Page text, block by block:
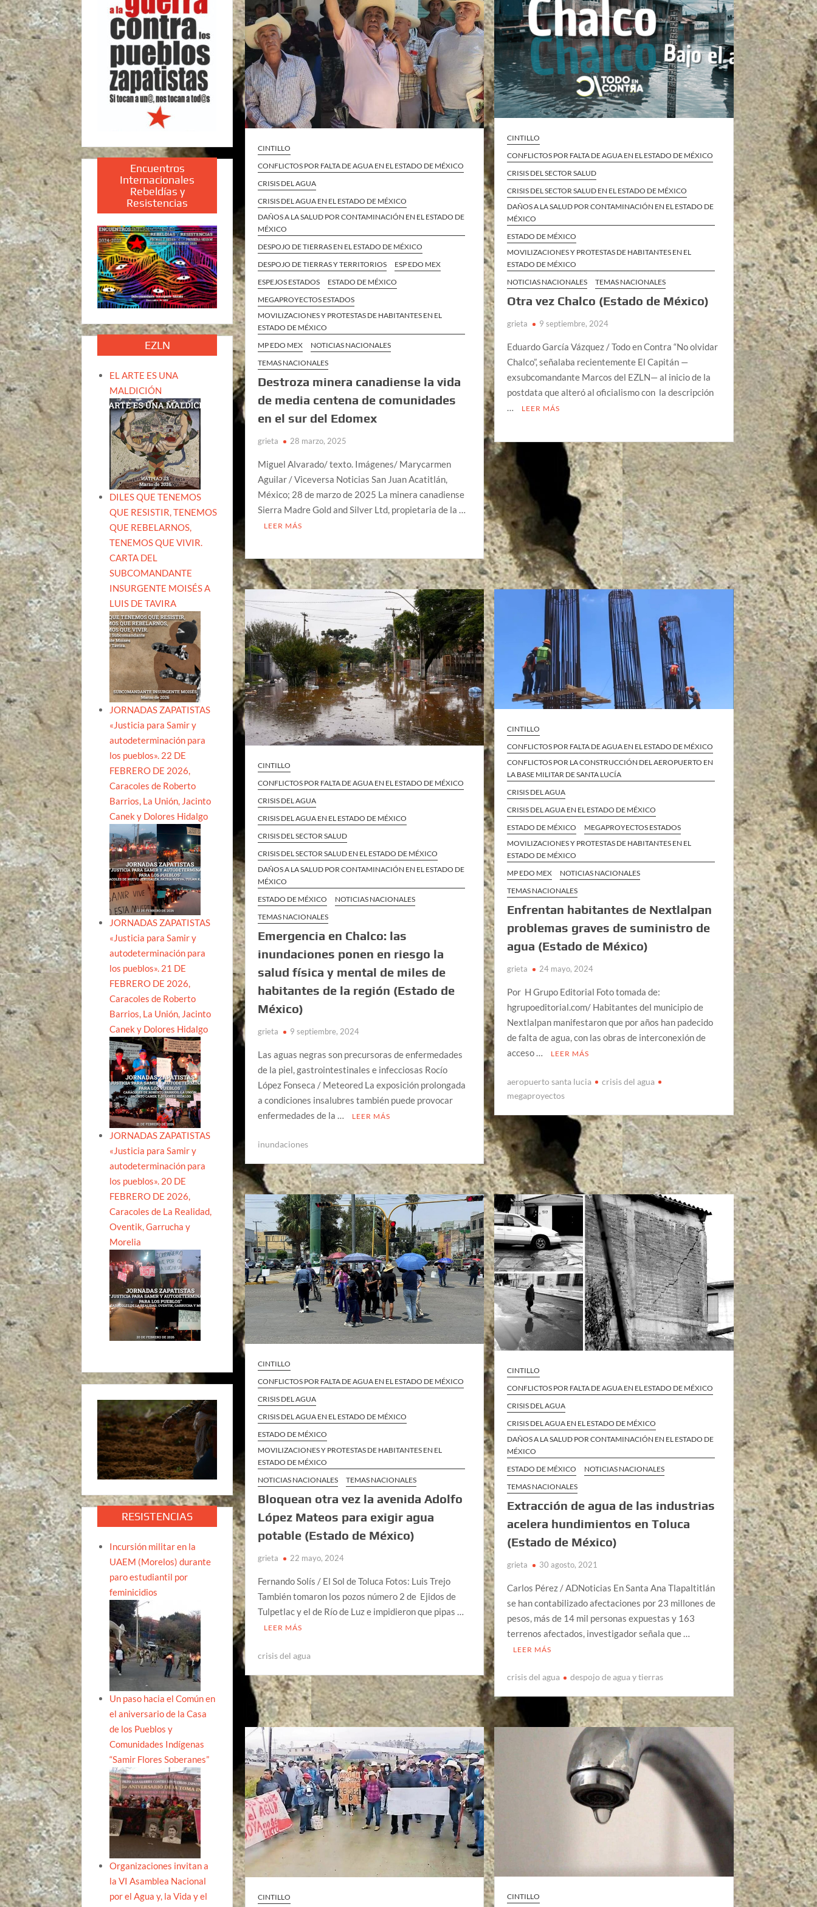
CINTILLO
CONFLICTOS POR FALTA DE AGUA EN EL ESTADO DE MÉXICO
CRISIS DEL AGUA
CRISIS DEL AGUA EN EL ESTADO DE MÉXICO
DAÑOS A LA SALUD POR CONTAMINACIÓN EN EL ESTADO DE
MÉXICO
DESPOJO DE TIERRAS EN EL ESTADO DE MÉXICO
DESPOJO DE TIERRAS Y TERRITORIOS
ESP EDO MEX
ESPEJOS ESTADOS
ESTADO DE MÉXICO
MEGAPROYECTOS ESTADOS
MOVILIZACIONES Y PROTESTAS DE HABITANTES EN EL
ESTADO DE MÉXICO
MP EDO MEX
NOTICIAS NACIONALES
TEMAS NACIONALES
Destroza minera canadiense la vida
de media centena de comunidades
en el sur del Edomex
grieta 28 marzo, 2025
Miguel Alvarado/ texto. Imágenes/ Marycarmen
Aguilar / Viceversa Noticias San Juan Acatitlán,
México; 28 de marzo de 2025 La minera canadiense
Sierra Madre Gold and Silver Ltd, propietaria de la …
LEER MÁS
CINTILLO
CONFLICTOS POR FALTA DE AGUA EN EL ESTADO DE MÉXICO
CRISIS DEL SECTOR SALUD
CRISIS DEL SECTOR SALUD EN EL ESTADO DE MÉXICO
DAÑOS A LA SALUD POR CONTAMINACIÓN EN EL ESTADO DE
MÉXICO
ESTADO DE MÉXICO
MOVILIZACIONES Y PROTESTAS DE HABITANTES EN EL
ESTADO DE MÉXICO
NOTICIAS NACIONALES
TEMAS NACIONALES
Otra vez Chalco (Estado de México)
grieta 9 septiembre, 2024
Eduardo García Vázquez / Todo en Contra “No olvidar
Chalco”, señalaba recientemente El Capitán —
exsubcomandante Marcos del EZLN— al inicio de la
postdata que alteró al oficialismo con la descripción
…
LEER MÁS
CINTILLO
CONFLICTOS POR FALTA DE AGUA EN EL ESTADO DE MÉXICO
CRISIS DEL AGUA
CRISIS DEL AGUA EN EL ESTADO DE MÉXICO
CRISIS DEL SECTOR SALUD
CRISIS DEL SECTOR SALUD EN EL ESTADO DE MÉXICO
DAÑOS A LA SALUD POR CONTAMINACIÓN EN EL ESTADO DE
MÉXICO
ESTADO DE MÉXICO
NOTICIAS NACIONALES
TEMAS NACIONALES
Emergencia en Chalco: las
inundaciones ponen en riesgo la
salud física y mental de miles de
habitantes de la región (Estado de
México)
grieta 9 septiembre, 2024
Las aguas negras son precursoras de enfermedades
de la piel, gastrointestinales e infecciosas Rocío
López Fonseca / Meteored La exposición prolongada
a condiciones insalubres también puede provocar
enfermedades de la …
LEER MÁS
inundaciones
CINTILLO
CONFLICTOS POR FALTA DE AGUA EN EL ESTADO DE MÉXICO
CONFLICTOS POR LA CONSTRUCCIÓN DEL AEROPUERTO EN
LA BASE MILITAR DE SANTA LUCÍA
CRISIS DEL AGUA
CRISIS DEL AGUA EN EL ESTADO DE MÉXICO
ESTADO DE MÉXICO
MEGAPROYECTOS ESTADOS
MOVILIZACIONES Y PROTESTAS DE HABITANTES EN EL
ESTADO DE MÉXICO
MP EDO MEX
NOTICIAS NACIONALES
TEMAS NACIONALES
Enfrentan habitantes de Nextlalpan
problemas graves de suministro de
agua (Estado de México)
grieta 24 mayo, 2024
Por H Grupo Editorial Foto tomada de:
hgrupoeditorial.com/ Habitantes del municipio de
Nextlalpan manifestaron que por años han padecido
de falta de agua, con las obras de interconexión de
acceso …
LEER MÁS
aeropuerto santa lucia
crisis del agua
megaproyectos
CINTILLO
CONFLICTOS POR FALTA DE AGUA EN EL ESTADO DE MÉXICO
CRISIS DEL AGUA
CRISIS DEL AGUA EN EL ESTADO DE MÉXICO
ESTADO DE MÉXICO
MOVILIZACIONES Y PROTESTAS DE HABITANTES EN EL
ESTADO DE MÉXICO
NOTICIAS NACIONALES
TEMAS NACIONALES
Bloquean otra vez la avenida Adolfo
López Mateos para exigir agua
potable (Estado de México)
grieta 22 mayo, 2024
Fernando Solís / El Sol de Toluca Fotos: Luis Trejo
También tomaron los pozos número 2 de Ejidos de
Tulpetlac y el de Río de Luz e impidieron que pipas …
LEER MÁS
crisis del agua
CINTILLO
CONFLICTOS POR FALTA DE AGUA EN EL ESTADO DE MÉXICO
CRISIS DEL AGUA
CRISIS DEL AGUA EN EL ESTADO DE MÉXICO
DAÑOS A LA SALUD POR CONTAMINACIÓN EN EL ESTADO DE
MÉXICO
ESTADO DE MÉXICO
NOTICIAS NACIONALES
TEMAS NACIONALES
Extracción de agua de las industrias
acelera hundimientos en Toluca
(Estado de México)
grieta 30 agosto, 2021
Carlos Pérez / ADNoticias En Santa Ana Tlapaltitlán
se han contabilizado afectaciones por 23 millones de
pesos, más de 14 mil personas expuestas y 163
terrenos afectados, investigador señala que …
LEER MÁS
crisis del agua despojo de agua y tierras
CINTILLO CINTILLO
Encuentros
Internacionales
Rebeldías y
Resistencias
EZLN
EL ARTE ES UNA
MALDICIÓN
DILES QUE TENEMOS
QUE RESISTIR, TENEMOS
QUE REBELARNOS,
TENEMOS QUE VIVIR.
CARTA DEL
SUBCOMANDANTE
INSURGENTE MOISÉS A
LUIS DE TAVIRA
JORNADAS ZAPATISTAS
«Justicia para Samir y
autodeterminación para
los pueblos». 22 DE
FEBRERO DE 2026,
Caracoles de Roberto
Barrios, La Unión, Jacinto
Canek y Dolores Hidalgo
JORNADAS ZAPATISTAS
«Justicia para Samir y
autodeterminación para
los pueblos». 21 DE
FEBRERO DE 2026,
Caracoles de Roberto
Barrios, La Unión, Jacinto
Canek y Dolores Hidalgo
JORNADAS ZAPATISTAS
«Justicia para Samir y
autodeterminación para
los pueblos». 20 DE
FEBRERO DE 2026,
Caracoles de La Realidad,
Oventik, Garrucha y
Morelia
RESISTENCIAS
Incursión militar en la
UAEM (Morelos) durante
paro estudiantil por
feminicidios
Un paso hacia el Común en
el aniversario de la Casa
de los Pueblos y
Comunidades Indígenas
“Samir Flores Soberanes”
Organizaciones invitan a
la VI Asamblea Nacional
por el Agua y, la Vida y el